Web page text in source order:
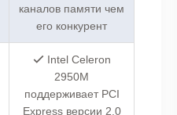
каналов памяти чем
его конкурент
Intel Celeron
2950M
поддерживает PCI
Express версии 2.0